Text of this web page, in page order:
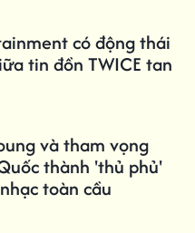
có động thái
tin đồn TWICE tan
và tham vọng
thành 'thủ phủ'
toàn cầu